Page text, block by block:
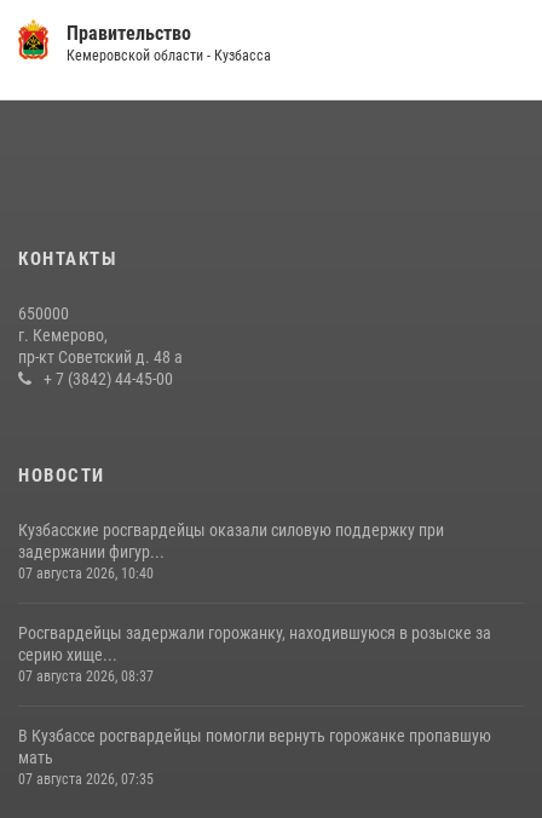
14 июля 2026, 08:52 1
20 июля 2026, 10:54
с покупками
20 июля 2026, 08:52
Правительство
Кемеровской области - Кузбасса
КОНТАКТЫ
650000
г. Кемерово,
пр-кт Советский д. 48 а
+ 7 (3842) 44-45-00
НОВОСТИ
Кузбасские росгвардейцы оказали силовую поддержку при
задержании фигур...
07 августа 2026, 10:40
Росгвардейцы задержали горожанку, находившуюся в розыске за
серию хище...
07 августа 2026, 08:37
В Кузбассе росгвардейцы помогли вернуть горожанке пропавшую
мать
07 августа 2026, 07:35